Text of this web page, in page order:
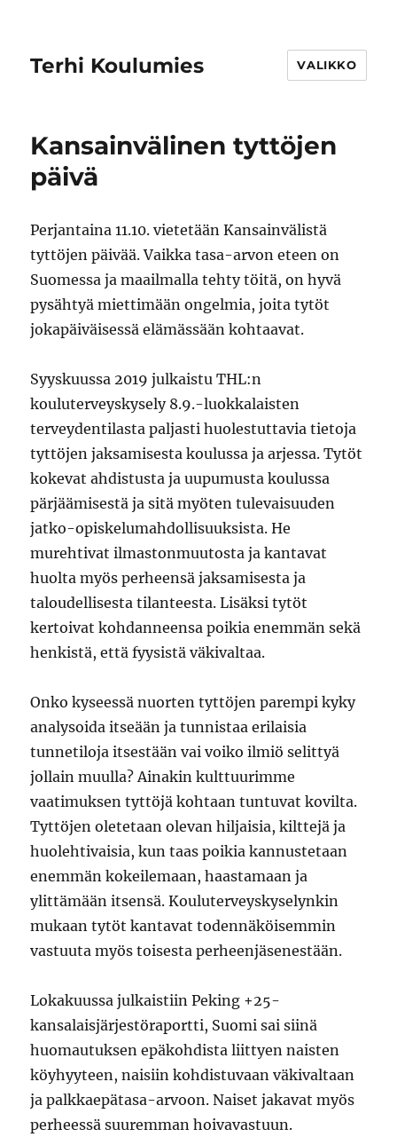
Terhi Koulumies VALIKKO
Kansainvälinen tyttöjen
päivä
Perjantaina 11.10. vietetään Kansainvälistä
tyttöjen päivää. Vaikka tasa-arvon eteen on
Suomessa ja maailmalla tehty töitä, on hyvä
pysähtyä miettimään ongelmia, joita tytöt
jokapäiväisessä elämässään kohtaavat.
Syyskuussa 2019 julkaistu THL:n
kouluterveyskysely 8.9.-luokkalaisten
terveydentilasta paljasti huolestuttavia tietoja
tyttöjen jaksamisesta koulussa ja arjessa. Tytöt
kokevat ahdistusta ja uupumusta koulussa
pärjäämisestä ja sitä myöten tulevaisuuden
jatko-opiskelumahdollisuuksista. He
murehtivat ilmastonmuutosta ja kantavat
huolta myös perheensä jaksamisesta ja
taloudellisesta tilanteesta. Lisäksi tytöt
kertoivat kohdanneensa poikia enemmän sekä
henkistä, että fyysistä väkivaltaa.
Onko kyseessä nuorten tyttöjen parempi kyky
analysoida itseään ja tunnistaa erilaisia
tunnetiloja itsestään vai voiko ilmiö selittyä
jollain muulla? Ainakin kulttuurimme
vaatimuksen tyttöjä kohtaan tuntuvat kovilta.
Tyttöjen oletetaan olevan hiljaisia, kilttejä ja
huolehtivaisia, kun taas poikia kannustetaan
enemmän kokeilemaan, haastamaan ja
ylittämään itsensä. Kouluterveyskyselynkin
mukaan tytöt kantavat todennäköisemmin
vastuuta myös toisesta perheenjäsenestään.
Lokakuussa julkaistiin Peking +25-
kansalaisjärjestöraportti, Suomi sai siinä
huomautuksen epäkohdista liittyen naisten
köyhyyteen, naisiin kohdistuvaan väkivaltaan
ja palkkaepätasa-arvoon. Naiset jakavat myös
perheessä suuremman hoivavastuun.